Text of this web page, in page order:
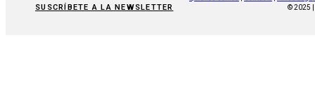
SUSCRÍBETE A LA NEWSLETTER
© 2025